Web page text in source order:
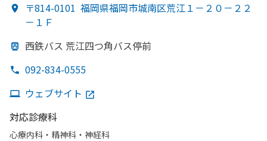
〒814-0101 福岡県福岡市城南区荒江１－２０－２２
－１Ｆ
西鉄バス 荒江四つ角バス停前
092-834-0555
ウェブサイト
対応診療科
心療内科・​精神科・神経科